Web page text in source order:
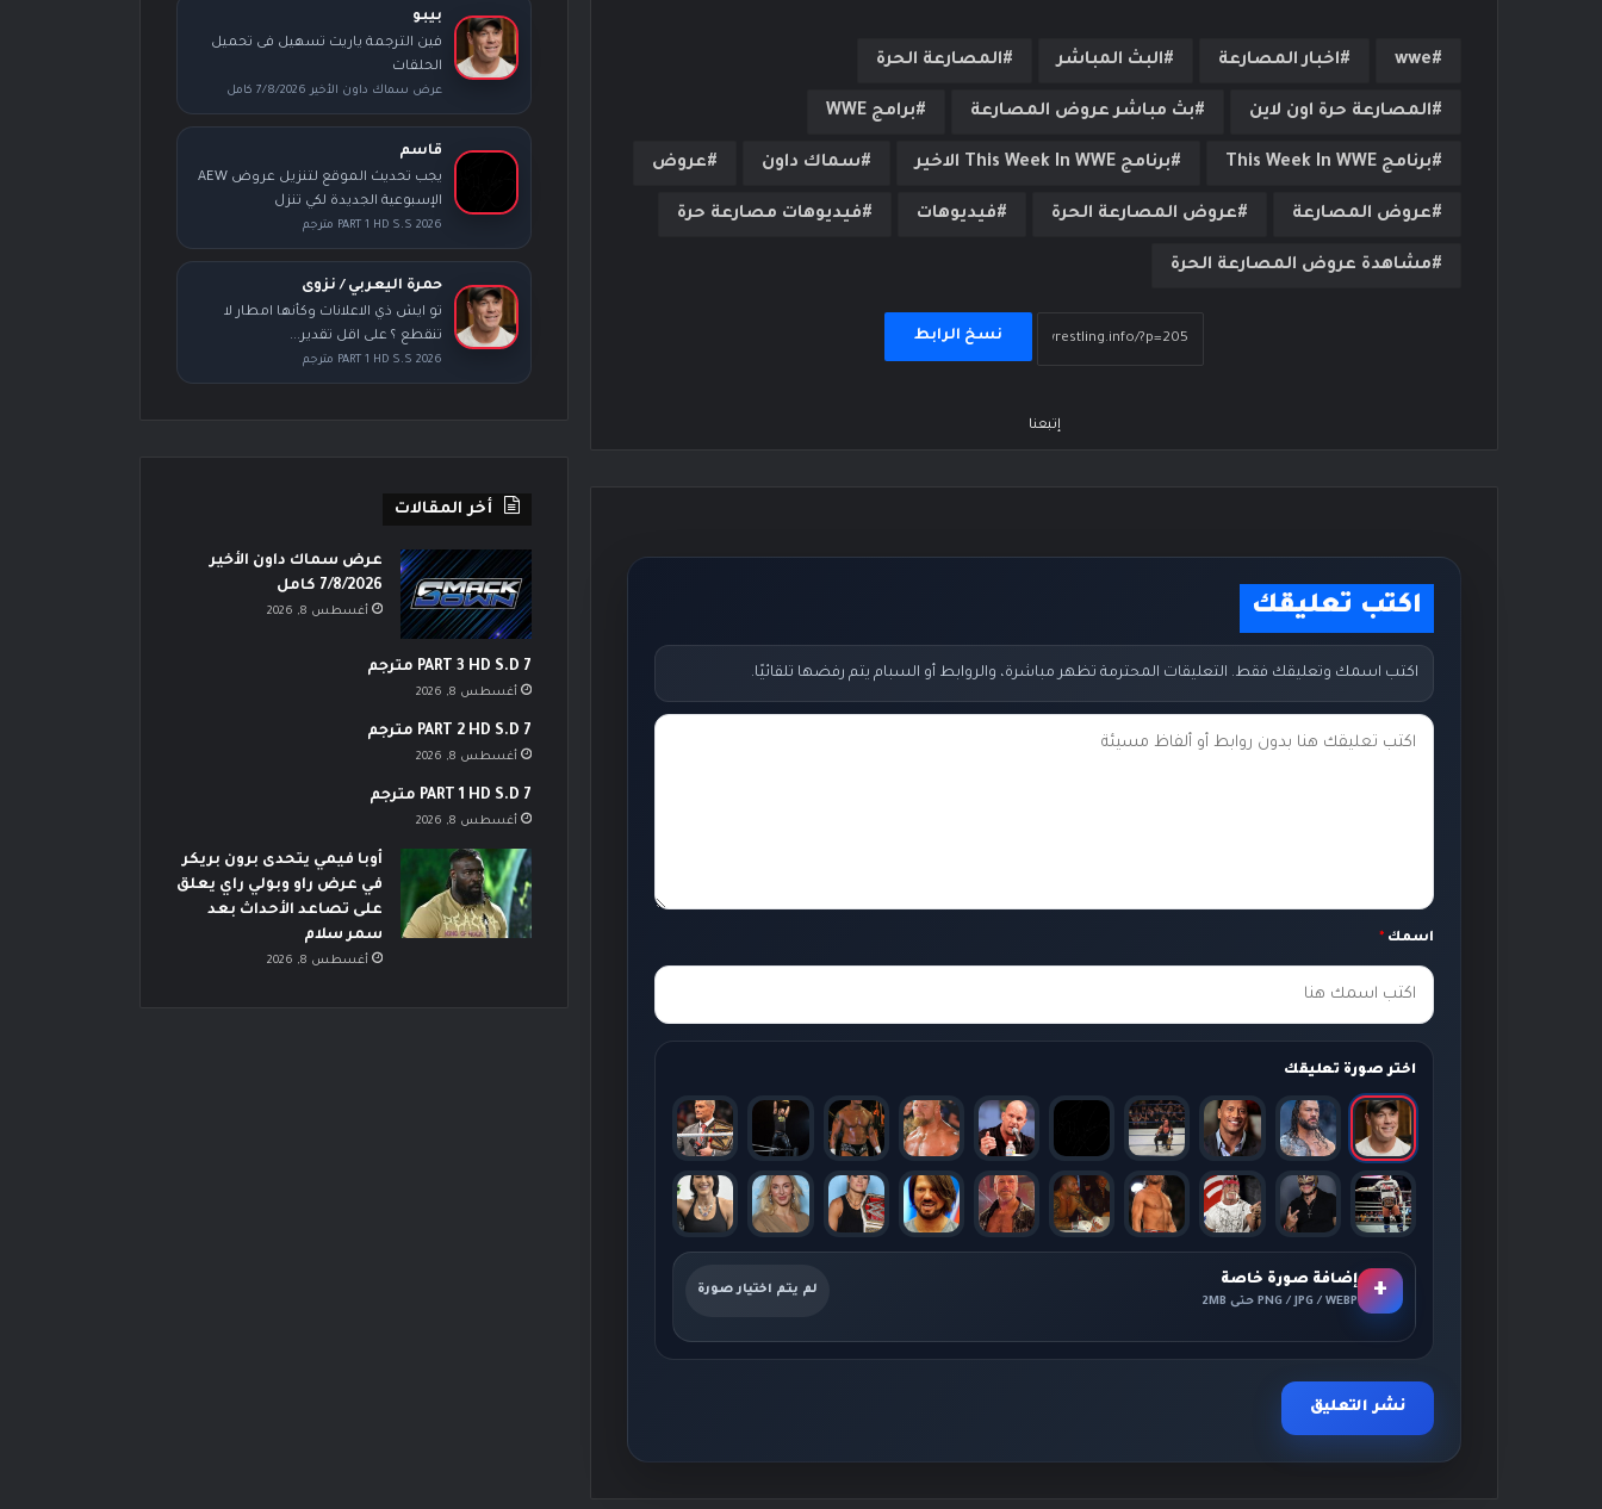
wwe اخبار المصارعة البث المباشر المصارعة الحرة
المصارعة حرة اون لاين بث مباشر عروض المصارعة برامج WWE
برنامج This Week In WWE برنامج This Week In WWE الاخير سماك داون عروض
عروض المصارعة عروض المصارعة الحرة فيديوهات فيديوهات مصارعة حرة
مشاهدة عروض المصارعة الحرة
نسخ الرابط
إتبعنا
اكتب تعليقك
اكتب اسمك وتعليقك فقط. التعليقات المحترمة تظهر مباشرة، والروابط أو السبام يتم رفضها تلقائيًا.
ت
ك
اسمك *
اختر صورة تعليقك
+ إضافة صورة خاصة
PNG / JPG / WEBP حتى 2MB
لم يتم اختيار صورة
بيبو
فين الترجمة ياريت تسهيل فى تحميل
الحلقات
عرض سماك داون الأخير 7/8/2026 كامل
قاسم
يجب تحديث الموقع لتنزيل عروض AEW
الإسبوعية الجديدة لكي تنزل
PART 1 HD S.S 2026 مترجم
حمرة اليعربي / نزوى
تو ايش ذي الاعلانات وكأنها امطار لا
تنقطع ؟ على اقل تقدير...
PART 1 HD S.S 2026 مترجم
أخر المقالات
عرض سماك داون الأخير
7/8/2026 كامل
أغسطس 8, 2026
PART 3 HD S.D 7 مترجم
أغسطس 8, 2026
PART 2 HD S.D 7 مترجم
أغسطس 8, 2026
PART 1 HD S.D 7 مترجم
أغسطس 8, 2026
أوبا فيمي يتحدى برون بريكر
في عرض راو وبولي راي يعلق
على تصاعد الأحداث بعد
سمر سلام
أغسطس 8, 2026